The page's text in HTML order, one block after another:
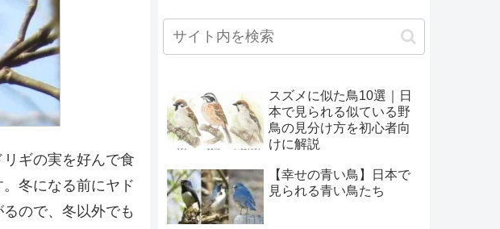
ギの実を好んで食
冬になる前にヤド
ので、冬以外でも
スズメに似た鳥10選｜日
本で見られる似ている野
鳥の見分け方を初心者向
けに解説
【幸せの青い鳥】日本で
見られる青い鳥たち